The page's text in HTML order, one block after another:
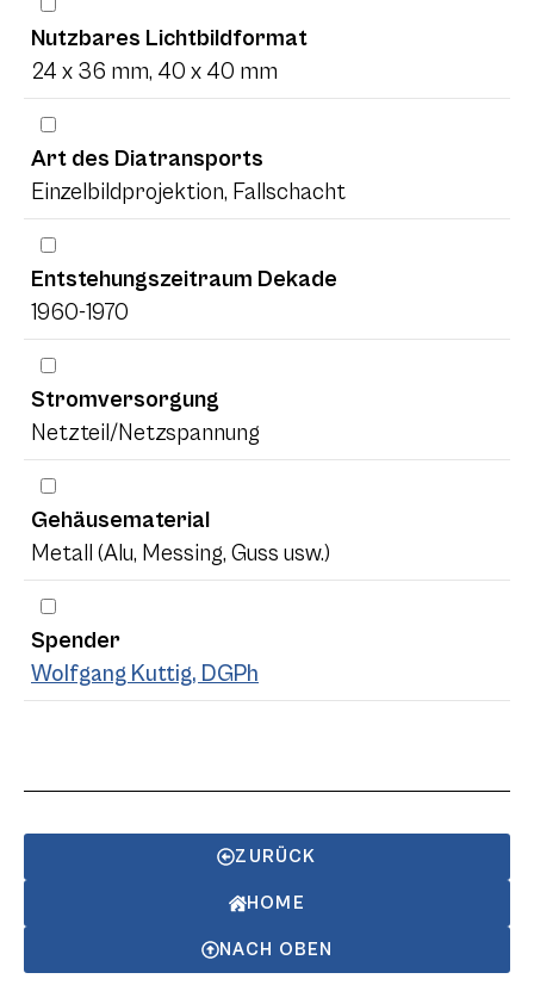
Nutzbares Lichtbildformat
24 x 36 mm, 40 x 40 mm
Art des Diatransports
Einzelbildprojektion, Fallschacht
Entstehungszeitraum Dekade
1960-1970
Stromversorgung
Netzteil/Netzspannung
Gehäusematerial
Metall (Alu, Messing, Guss usw.)
Spender
Wolfgang Kuttig, DGPh
ZURÜCK
HOME
NACH OBEN